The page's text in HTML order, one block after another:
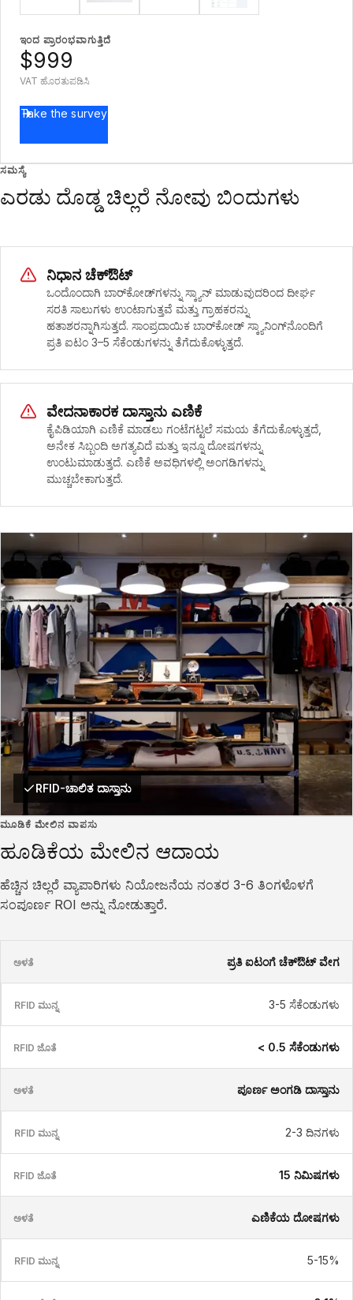
ಇಂದ ಪ್ರಾರಂಭವಾಗುತ್ತಿದೆ
$999
VAT ಹೊರತುಪಡಿಸಿ
Take the survey
ಸಮಸ್ಯೆ
ಎರಡು ದೊಡ್ಡ ಚಿಲ್ಲರೆ ನೋವು ಬಿಂದುಗಳು
ನಿಧಾನ ಚೆಕ್‌ಔಟ್
ಒಂದೊಂದಾಗಿ ಬಾರ್‌ಕೋಡ್‌ಗಳನ್ನು ಸ್ಕ್ಯಾನ್ ಮಾಡುವುದರಿಂದ ದೀರ್ಘ
ಸರತಿ ಸಾಲುಗಳು ಉಂಟಾಗುತ್ತವೆ ಮತ್ತು ಗ್ರಾಹಕರನ್ನು
ಹತಾಶರನ್ನಾಗಿಸುತ್ತದೆ. ಸಾಂಪ್ರದಾಯಿಕ ಬಾರ್‌ಕೋಡ್ ಸ್ಕ್ಯಾನಿಂಗ್‌ನೊಂದಿಗೆ
ಪ್ರತಿ ಐಟಂ 3–5 ಸೆಕೆಂಡುಗಳನ್ನು ತೆಗೆದುಕೊಳ್ಳುತ್ತದೆ.
ವೇದನಾಕಾರಕ ದಾಸ್ತಾನು ಎಣಿಕೆ
ಕೈಪಿಡಿಯಾಗಿ ಎಣಿಕೆ ಮಾಡಲು ಗಂಟೆಗಟ್ಟಲೆ ಸಮಯ ತೆಗೆದುಕೊಳ್ಳುತ್ತದೆ,
ಅನೇಕ ಸಿಬ್ಬಂದಿ ಅಗತ್ಯವಿದೆ ಮತ್ತು ಇನ್ನೂ ದೋಷಗಳನ್ನು
ಉಂಟುಮಾಡುತ್ತದೆ. ಎಣಿಕೆ ಅವಧಿಗಳಲ್ಲಿ ಅಂಗಡಿಗಳನ್ನು
ಮುಚ್ಚಬೇಕಾಗುತ್ತದೆ.
RFID-ಚಾಲಿತ ದಾಸ್ತಾನು
ಮೂಡಿಕೆ ಮೇಲಿನ ವಾಪಸು
ಹೂಡಿಕೆಯ ಮೇಲಿನ ಆದಾಯ
ಹೆಚ್ಚಿನ ಚಿಲ್ಲರೆ ವ್ಯಾಪಾರಿಗಳು ನಿಯೋಜನೆಯ ನಂತರ 3-6 ತಿಂಗಳೊಳಗೆ
ಸಂಪೂರ್ಣ ROI ಅನ್ನು ನೋಡುತ್ತಾರೆ.
ಪ್ರತಿ ಐಟಂಗೆ ಚೆಕ್ಔಟ್ ವೇಗ
3-5 ಸೆಕೆಂಡುಗಳು
< 0.5 ಸೆಕೆಂಡುಗಳು
ಪೂರ್ಣ ಅಂಗಡಿ ದಾಸ್ತಾನು
2-3 ದಿನಗಳು
15 ನಿಮಿಷಗಳು
ಎಣಿಕೆಯ ದೋಷಗಳು
5-15%